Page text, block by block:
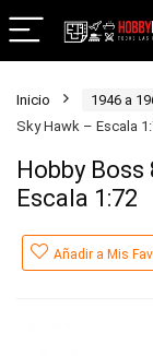
Inicio 1946 a
Sky Hawk – Escala
Hobby Boss
Escala 1:72
Añadir a Mis